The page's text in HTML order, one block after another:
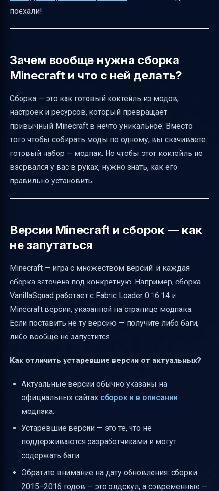
— пошаговая инструкция
резервному копированию
Настройка JVM и выделение RAM для
плавной игры
Признаки успешной установки и первые
шаги в игре
Распространённые проблемы и их решения
Как отслеживать активность и метрики
страницы
Полезные ссылки
поехали!
Зачем вообще нужна сборка
Minecraft и что с ней делать?
Сборка — это как готовый коктейль из модов,
настроек и ресурсов, который превращает
привычный Minecraft в нечто уникальное. Вместо
того чтобы собирать моды по одному, вы скачиваете
готовый набор — модпак. Но чтобы этот коктейль не
взорвался у вас в руках, нужно знать, как его
правильно установить.
Версии Minecraft и сборок — как
не запутаться
Minecraft — игра с множеством версий, и каждая
сборка заточена под конкретную. Например, сборка
VanillaSquad работает с Fabric Loader 0.16.14 и
Minecraft версии, указанной на странице модпака.
Если поставить не ту версию — получите либо баги,
либо вообще не запустится.
Как отличить устаревшие версии от актуальных?
Актуальные версии обычно указаны на
официальных сайтах сборок и в описании
модпака.
Устаревшие версии — это те, что не
поддерживаются разработчиками и могут
содержать баги.
Обратите внимание на дату обновления: сборки
2015–2016 годов — это олдскул, а современные —